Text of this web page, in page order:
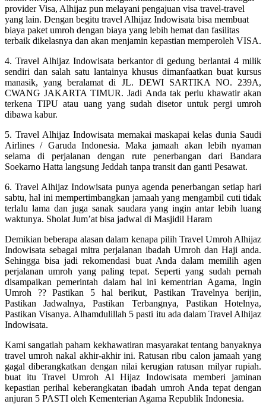
provider Visa, Alhijaz pun melayani pengajuan visa travel-travel
yang lain. Dengan begitu travel Alhijaz Indowisata bisa membuat
biaya paket umroh dengan biaya yang lebih hemat dan fasilitas
terbaik dikelasnya dan akan menjamin kepastian memperoleh VISA.
4. Travel Alhijaz Indowisata berkantor di gedung berlantai 4 milik
sendiri dan salah satu lantainya khusus dimanfaatkan buat kursus
manasik, yang beralamat di JL. DEWI SARTIKA NO. 239A,
CWANG JAKARTA TIMUR. Jadi Anda tak perlu khawatir akan
terkena TIPU atau uang yang sudah disetor untuk pergi umroh
dibawa kabur.
5. Travel Alhijaz Indowisata memakai maskapai kelas dunia Saudi
Airlines / Garuda Indonesia. Maka jamaah akan lebih nyaman
selama di perjalanan dengan rute penerbangan dari Bandara
Soekarno Hatta langsung Jeddah tanpa transit dan ganti Pesawat.
6. Travel Alhijaz Indowisata punya agenda penerbangan setiap hari
sabtu, hal ini mempertimbangkan jamaah yang mengambil cuti tidak
terlalu lama dan juga sanak saudara yang ingin antar lebih luang
waktunya. Sholat Jum’at bisa jadwal di Masjidil Haram
Demikian beberapa alasan dalam kenapa pilih Travel Umroh Alhijaz
Indowisata sebagai mitra perjalanan ibadah Umroh dan Haji anda.
Sehingga bisa jadi rekomendasi buat Anda dalam memilih agen
perjalanan umroh yang paling tepat. Seperti yang sudah pernah
disampaikan pemerintah dalam hal ini kementrian Agama, Ingin
Umroh ?? Pastikan 5 hal berikut, Pastikan Travelnya berijin,
Pastikan Jadwalnya, Pastikan Terbangnya, Pastikan Hotelnya,
Pastikan Visanya. Alhamdulillah 5 pasti itu ada dalam Travel Alhijaz
Indowisata.
Kami sangatlah paham kekhawatiran masyarakat tentang banyaknya
travel umroh nakal akhir-akhir ini. Ratusan ribu calon jamaah yang
gagal diberangkatkan dengan nilai kerugian ratusan milyar rupiah.
buat itu Travel Umroh Al Hijaz Indowisata memberi jaminan
kepastian perihal keberangkatan ibadah umroh Anda tepat dengan
anjuran 5 PASTI oleh Kementerian Agama Republik Indonesia.